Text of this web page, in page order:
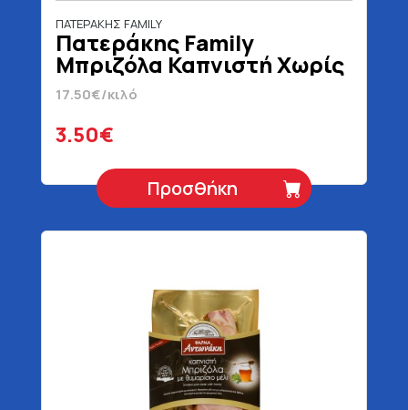
ΠΑΤΕΡΑΚΗΣ FAMILY
Πατεράκης Family
Μπριζόλα Καπνιστή Χωρίς
Γλουτένη 200 gr
17.50€/κιλό
3.50€
Προσθήκη